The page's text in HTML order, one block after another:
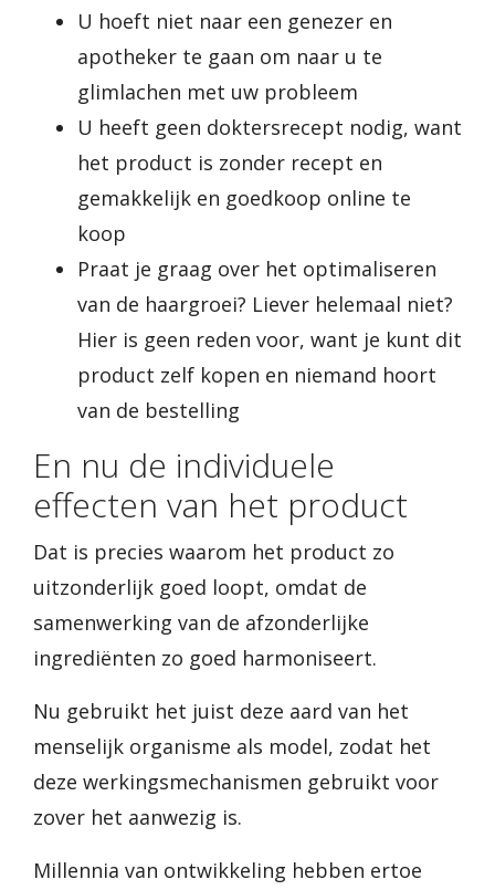
U hoeft niet naar een genezer en
apotheker te gaan om naar u te
glimlachen met uw probleem
U heeft geen doktersrecept nodig, want
het product is zonder recept en
gemakkelijk en goedkoop online te
koop
Praat je graag over het optimaliseren
van de haargroei? Liever helemaal niet?
Hier is geen reden voor, want je kunt dit
product zelf kopen en niemand hoort
van de bestelling
En nu de individuele
effecten van het product
Dat is precies waarom het product zo
uitzonderlijk goed loopt, omdat de
samenwerking van de afzonderlijke
ingrediënten zo goed harmoniseert.
Nu gebruikt het juist deze aard van het
menselijk organisme als model, zodat het
deze werkingsmechanismen gebruikt voor
zover het aanwezig is.
Millennia van ontwikkeling hebben ertoe